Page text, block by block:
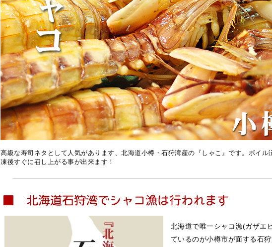
高級な寿司ネタとして人気があります、北海道小樽・石狩湾産の『しゃこ』です。ボイル
凍後すぐに召し上がる事が出来ます！
北海道で唯一シャコ漁(ガザエ
ているのが小樽市が面する石